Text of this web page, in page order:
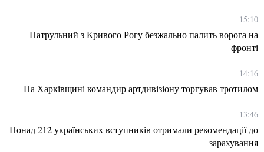
15:10
Патрульний з Кривого Рогу безжально палить ворога на
фронті
14:16
На Харківщині командир артдивізіону торгував тротилом
13:46
Понад 212 українських вступників отримали рекомендації до
зарахування